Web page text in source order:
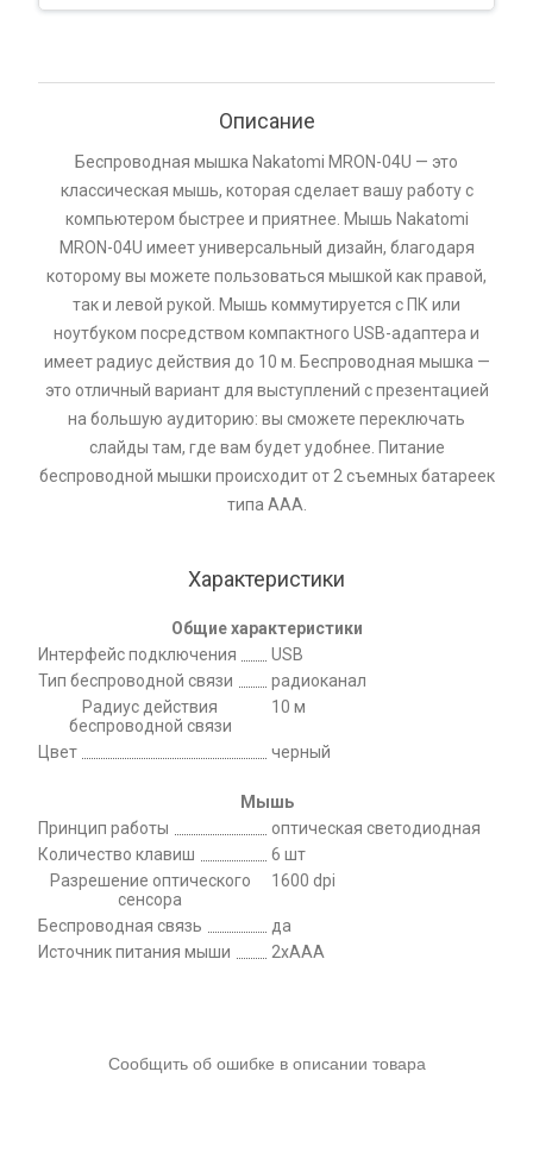
Описание
Беспроводная мышка Nakatomi MRON-04U — это
классическая мышь, которая сделает вашу работу с
компьютером быстрее и приятнее. Мышь Nakatomi
MRON-04U имеет универсальный дизайн, благодаря
которому вы можете пользоваться мышкой как правой,
так и левой рукой. Мышь коммутируется с ПК или
ноутбуком посредством компактного USB-адаптера и
имеет радиус действия до 10 м. Беспроводная мышка —
это отличный вариант для выступлений с презентацией
на большую аудиторию: вы сможете переключать
слайды там, где вам будет удобнее. Питание
беспроводной мышки происходит от 2 съемных батареек
типа ААА.
Характеристики
Общие характеристики
Интерфейс подключения
USB
Тип беспроводной связи
радиоканал
Радиус действия
беспроводной связи
10 м
Цвет черный
Мышь
Принцип работы
оптическая светодиодная
Количество клавиш
6 шт
Разрешение оптического
сенсора
1600 dpi
Беспроводная связь
да
Источник питания мыши
2xAAA
Сообщить об ошибке в описании товара